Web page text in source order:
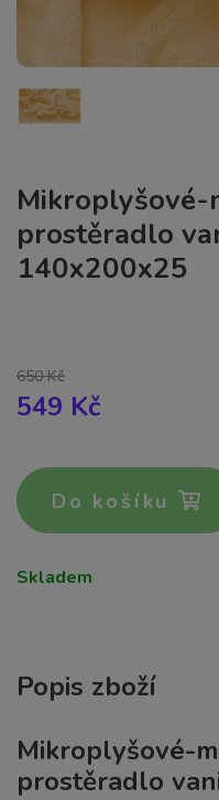
prostěradlo
140x200x25
650 Kč
549 Kč
Do košíku
Skladem
Popis zboží
Mikroplyšové-
prostěradlo